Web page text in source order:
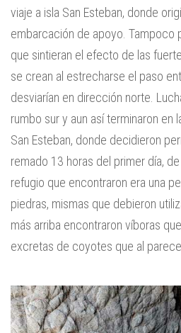
viaje a isla San Esteban, donde
embarcación de apoyo. Tampoco
que sintieran el efecto de las
se crean al estrecharse el paso
desviarían en dirección norte.
rumbo sur y aun así terminaron en
San Esteban, donde decidieron
remado 13 horas del primer día,
refugio que encontraron era una
piedras, mismas que debieron
más arriba encontraron víboras
excretas de coyotes que al